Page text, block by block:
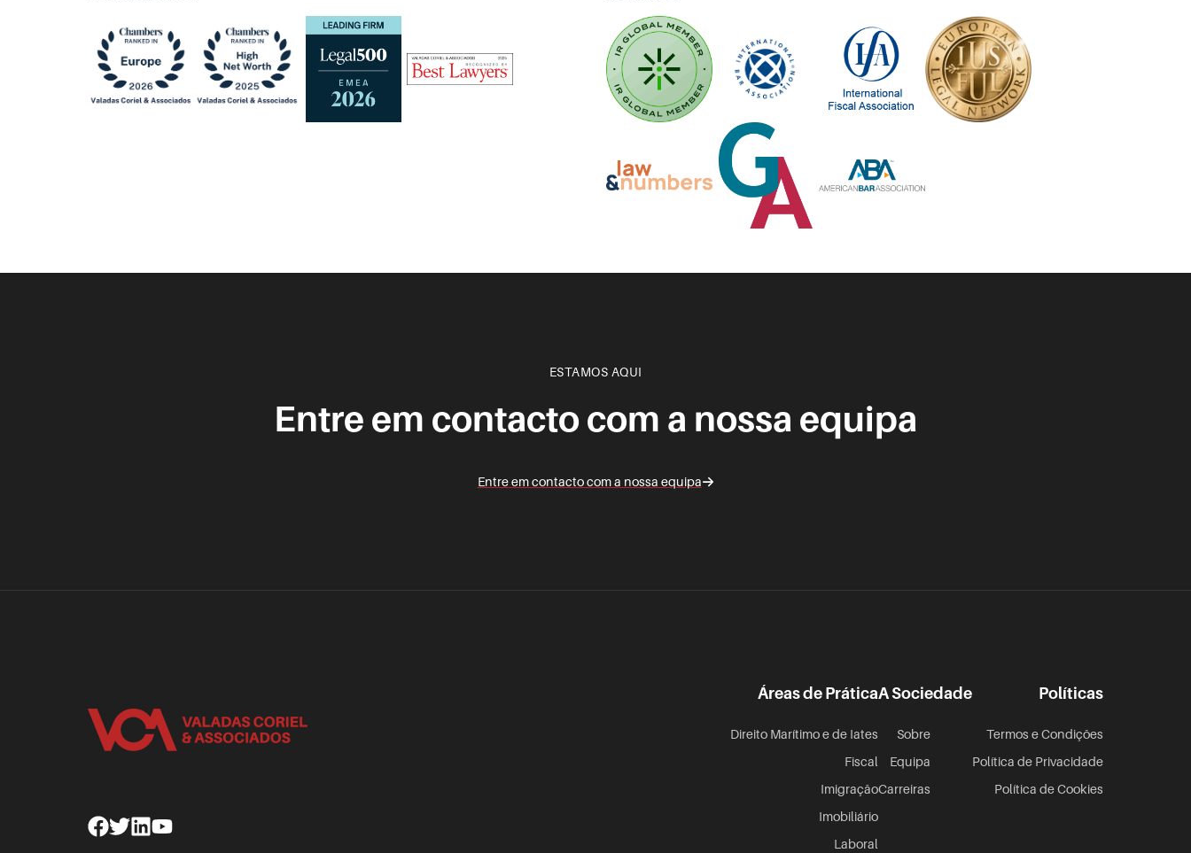
ESTAMOS AQUI
Entre em contacto com a nossa equipa
Entre em contacto com a nossa equipa
Áreas de Prática
Direito Marítimo e de Iates
Fiscal
Imigração
Imobiliário
Laboral
A Sociedade
Sobre
Equipa
Carreiras
Políticas
Termos e Condições
Política de Privacidade
Política de Cookies
Facebook
TwitterLinkedinYoutube